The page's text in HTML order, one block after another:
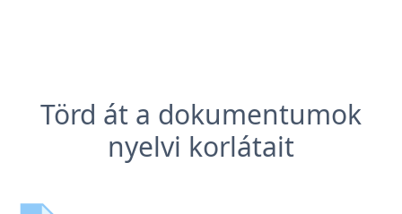
Törd át a dokumentumok
nyelvi korlátait